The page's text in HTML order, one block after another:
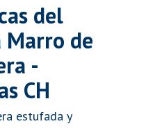
del
Marro de
-
CH
estufada y